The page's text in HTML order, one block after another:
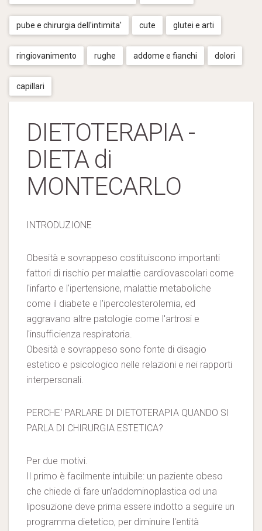
pube e chirurgia dell'intimita' cute glutei e arti
ringiovanimento rughe addome e fianchi dolori
capillari
DIETOTERAPIA -
DIETA di
MONTECARLO
INTRODUZIONE
Obesità e sovrappeso costituiscono importanti
fattori di rischio per malattie cardiovascolari come
l'infarto e l'ipertensione, malattie metaboliche
come il diabete e l'ipercolesterolemia, ed
aggravano altre patologie come l'artrosi e
l'insufficienza respiratoria.
Obesità e sovrappeso sono fonte di disagio
estetico e psicologico nelle relazioni e nei rapporti
interpersonali.
PERCHE' PARLARE DI DIETOTERAPIA QUANDO SI
PARLA DI CHIRURGIA ESTETICA?
Per due motivi.
Il primo è facilmente intuibile: un paziente obeso
che chiede di fare un'addominoplastica od una
liposuzione deve prima essere indotto a seguire un
programma dietetico, per diminuire l'entità